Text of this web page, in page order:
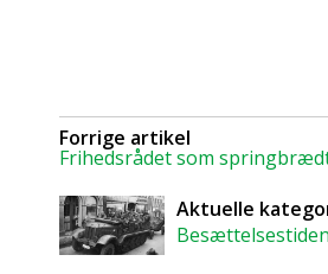
Forrige artikel
Frihedsrådet som
Aktuelle
Besættelsestiden